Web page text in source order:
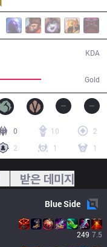
Gold
KDA
0 10
2
2
1 1
받은 데미지
BlueSide
249 7.5